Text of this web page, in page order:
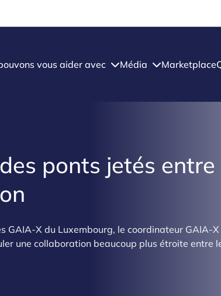
vous aider avec Média Marketplace
ponts jetés entre
GAIA-X du Luxembourg, le coordinateur GAIA-
une collaboration beaucoup plus étroite entre